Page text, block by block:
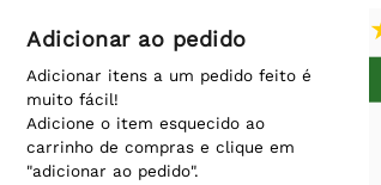
Adicionar ao pedido
Adicionar itens a um pedido feito é
muito fácil!
Adicione o item esquecido ao
carrinho de compras e clique em
"adicionar ao pedido".